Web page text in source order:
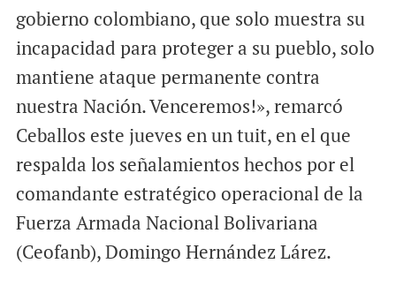
gobierno colombiano, que solo muestra su
incapacidad para proteger a su pueblo, solo
mantiene ataque permanente contra
nuestra Nación. Venceremos!», remarcó
Ceballos este jueves en un tuit, en el que
respalda los señalamientos hechos por el
comandante estratégico operacional de la
Fuerza Armada Nacional Bolivariana
(Ceofanb), Domingo Hernández Lárez.